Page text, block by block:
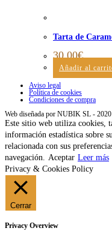
Tarta de
30,00€
Añadir al
Aviso legal
Política de cookies
Condiciones de compra
Web diseñada por NUBIK SL - 2020
Este sitio web utiliza cookies,
información estadística sobre
relacionada con sus
navegación. Aceptar Leer más
Privacy & Cookies Policy
Cerrar
Privacy Overview